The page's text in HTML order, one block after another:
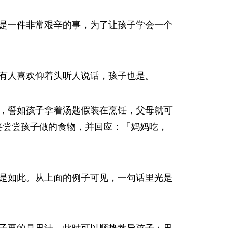
一件非常艰辛的事，为了让孩子学会一个
喜欢仰着头听人说话，孩子也是。
譬如孩子拿着汤匙假装在烹饪，父母就可
尝孩子做的食物，并回应：「妈妈吃，
如此。从上面的例子可见，一句话里光是